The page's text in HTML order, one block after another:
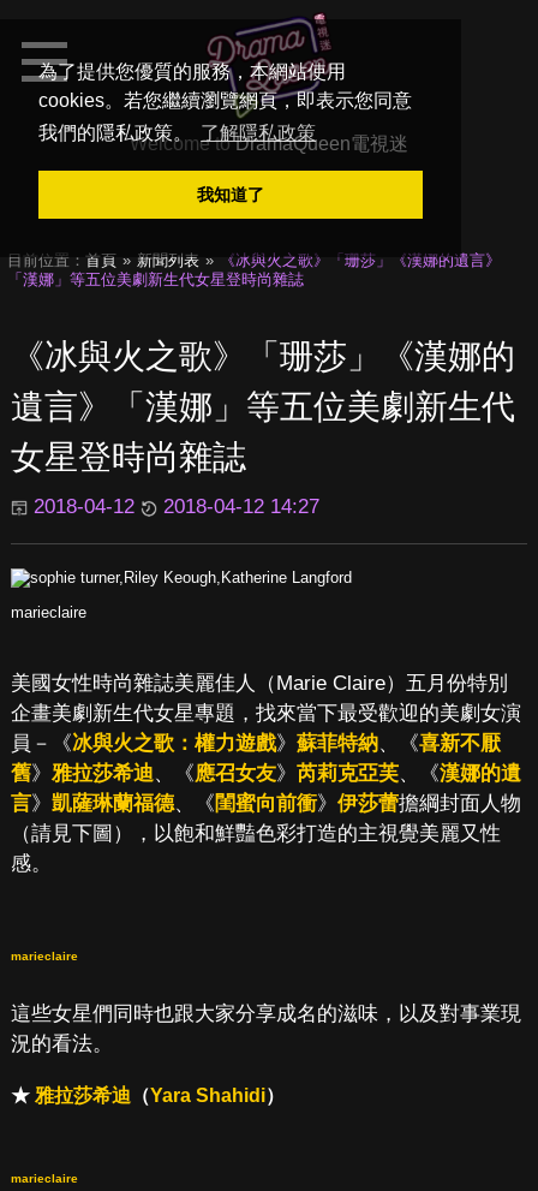
為了提供您優質的服務，本網站使用
cookies。若您繼續瀏覽網頁，即表示您同意
我們的隱私政策。
了解隱私政策
我知道了
Welcome toDramaQueen電視迷
目前位置： 首頁 新聞列表
《冰與火之歌》「珊莎」《漢娜的遺言》
「漢娜」等五位美劇新生代女星登時尚雜誌
《冰與火之歌》「珊莎」《漢娜的
遺言》「漢娜」等五位美劇新生代
女星登時尚雜誌
2018-04-12 2018-04-12 14:27
marieclaire
美國女性時尚雜誌美麗佳人（Marie Claire）五月份特別
企畫美劇新生代女星專題，找來當下最受歡迎的美劇女演
員－《冰與火之歌：權力遊戲》 蘇菲特納、《喜新不厭
舊》 雅拉莎希迪、《應召女友》 芮莉克亞芙、《漢娜的遺
言》 凱薩琳蘭福德、《閨蜜向前衝》 伊莎蕾擔綱封面人物
（請見下圖），以飽和鮮豔色彩打造的主視覺美麗又性
感。
marieclaire
這些女星們同時也跟大家分享成名的滋味，以及對事業現
況的看法。
★ 雅拉莎希迪 （Yara Shahidi）
marieclaire